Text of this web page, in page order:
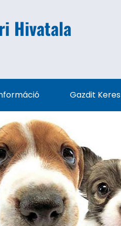
Hivatala
Gazdit Keres